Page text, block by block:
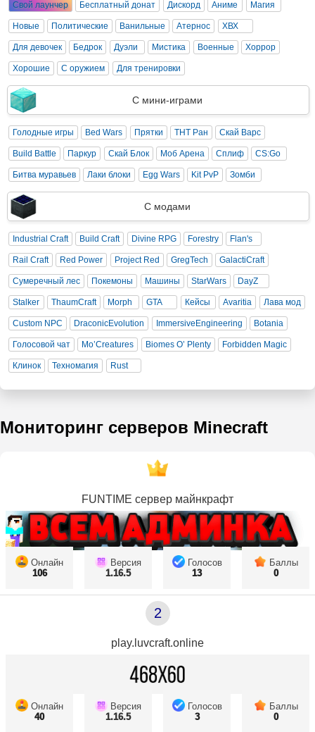
Свой лаунчер Бесплатный донат Дискорд Аниме Магия
Новые Политические Ванильные Атернос ХВХ
Для девочек Бедрок Дуэли Мистика Военные Хоррор
Хорошие С оружием Для тренировки
С мини-играми
Голодные игры Bed Wars Прятки ТНТ Ран Скай Варс
Build Battle Паркур Скай Блок Моб Арена Сплиф CS:Go
Битва муравьев Лаки блоки Egg Wars Kit PvP Зомби
С модами
Industrial Craft Build Craft Divine RPG Forestry Flan's
Rail Craft Red Power Project Red GregTech GalactiCraft
Сумеречный лес Покемоны Машины StarWars DayZ
Stalker ThaumCraft Morph GTA Кейсы Avaritia Лава мод
Custom NPC DraconicEvolution ImmersiveEngineering Botania
Голосовой чат Mo’Creatures Biomes O’ Plenty Forbidden Magic
Клинок Техномагия Rust
Мониторинг серверов Minecraft
FUNTIME сервер майнкрафт
Онлайн
106
Версия
1.16.5
Голосов
13
Баллы
0
2
play.luvcraft.online
Онлайн
40
Версия
1.16.5
Голосов
3
Баллы
0